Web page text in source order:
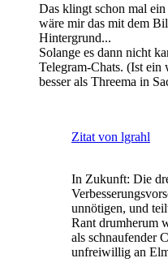
Das klingt schon mal
wäre mir das mit dem
Hintergrund...
Solange es dann nicht
Telegram-Chats. (Ist ein
besser als Threema in
Zitat von lgrahl
In Zukunft: Die
unnötigen, und
Rant drumherum
als schnaufender
unfreiwillig an